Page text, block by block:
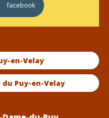
facebook
en-Velay
Puy-en-Velay